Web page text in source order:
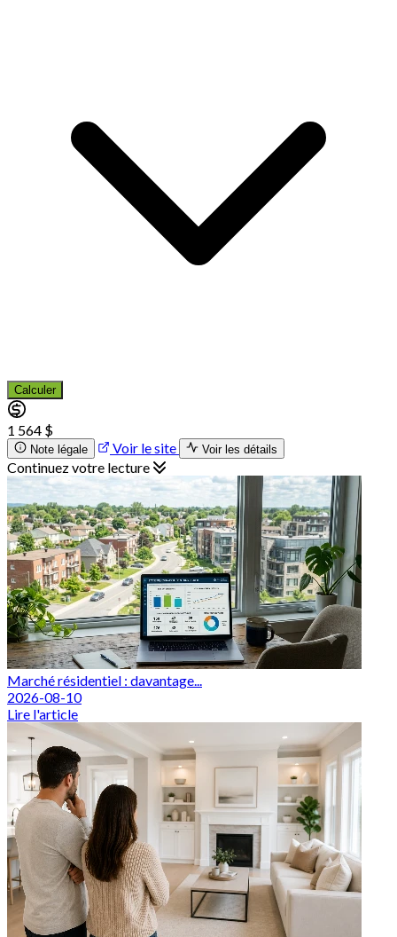
Calculer
1 564 $
Note légale Voir le site Voir les détails
Continuez votre lecture
Marché résidentiel : davantage...
2026-08-10
Lire l'article